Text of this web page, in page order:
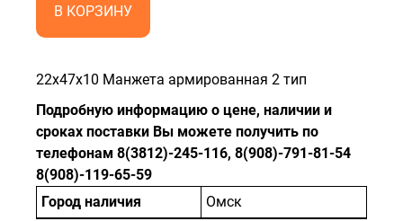
В КОРЗИНУ
22x47x10 Манжета армированная 2 тип
Подробную информацию о цене, наличии и
сроках поставки Вы можете получить по
телефонам 8(3812)-245-116, 8(908)-791-81-54
8(908)-119-65-59
Город наличия
Омск